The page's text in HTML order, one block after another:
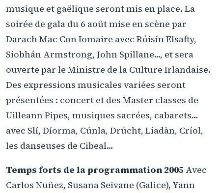
musique et gaëlique seront mis en place. La
soirée de gala du 6 août mise en scène par
Darach Mac Con Iomaire avec Róisín Elsafty,
Siobhán Armstrong, John Spillane..., et sera
ouverte par le Ministre de la Culture Irlandaise.
Des expressions musicales variées seront
présentées : concert et des Master classes de
Uilleann Pipes, musiques sacrées, cabarets…
avec Slí, Díorma, Cúnla, Drúcht, Liadàn, Críol,
les danseuses de Cibeal…
Temps forts de la programmation 2005 Avec
Carlos Nuñez, Susana Seivane (Galice), Yann